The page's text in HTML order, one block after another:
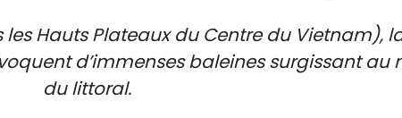
Hauts Plateaux du Centre du Vietnam),
d’immenses baleines surgissant au
du littoral.